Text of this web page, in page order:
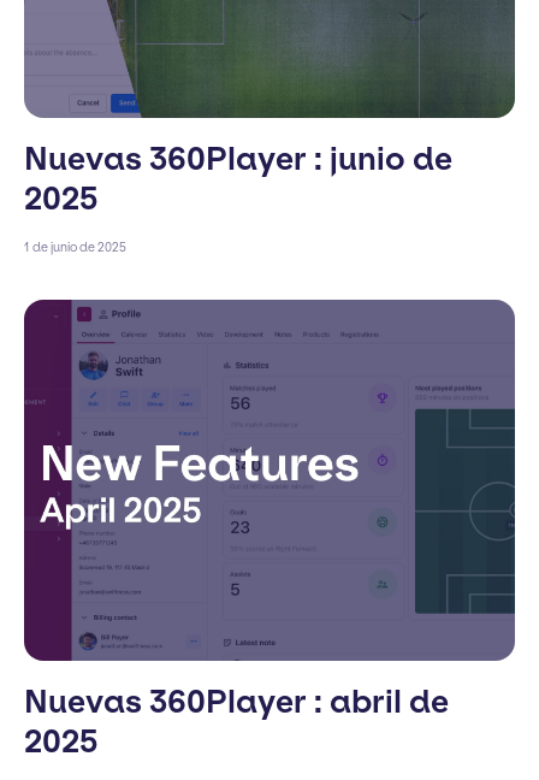
Nuevas 360Player : junio de
2025
1 de junio de 2025
Nuevas 360Player : abril de
2025